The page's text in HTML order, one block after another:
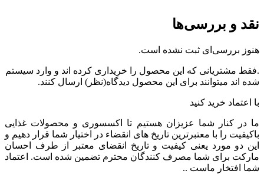
نقد و بررسی‌ها
هنوز بررسی‌ای ثبت نشده است.
.فقط مشتریانی که این محصول را خریداری کرده اند و وارد سیستم
شده اند میتوانند برای این محصول دیدگاه(نظر) ارسال کنند.
با اعتماد خرید کنید
ما در کنار شما عزیزان هستیم تا اکسسوری و محصولات غذایی
باکیفیت را با معتبرترین تاریخ های انقضاء در اختیار شما قرار دهیم و
این دو مورد یعنی کیفیت و تاریخ انقضای معتبر از طرف احسان
مارکت برای شما مصرف کنندگان محترم تضمین شده است. اعتماد
شما افتخار ماست ..